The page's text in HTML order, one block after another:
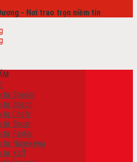
- Nơi trao trọn niềm tin
trong giỏ hàng.
từ Spelier
từ Bosch
từ Chefs
từ Bauer
từ Faster
từ Nagakawa
từ Kaff